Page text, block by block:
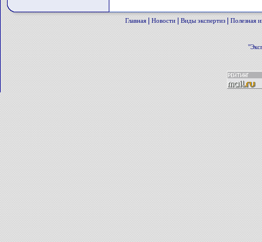
Главная Новости Виды экспертиз Полезная